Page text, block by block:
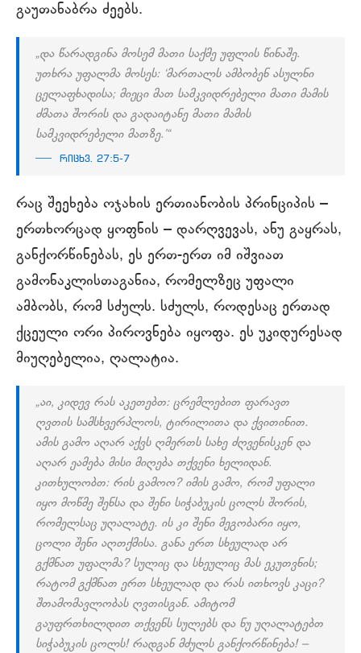
გაუთანაბრა ძეებს.
„და წარადგინა მოსემ მათი საქმე უფლის წინაშე.
უთხრა უფალმა მოსეს: ‘მართალს ამბობენ ასულნი
ცელაფხადისა; მიეცი მათ სამკვიდრებელი მათი მამის
ძმათა შორის და გადაიტანე მათი მამის
სამკვიდრებელი მათზე.’“
რიცხვ. 27:5-7
რაც შეეხება ოჯახის ერთიანობის პრინციპის –
ერთხორცად ყოფნის – დარღვევას, ანუ გაყრას,
განქორწინებას, ეს ერთ-ერთ იმ იშვიათ
გამონაკლისთაგანია, რომელზეც უფალი
ამბობს, რომ სძულს. სძულს, როდესაც ერთად
ქცეული ორი პიროვნება იყოფა. ეს უკიდურესად
მიუღებელია, ღალატია.
„აი, კიდევ რას აკეთებთ: ცრემლებით ფარავთ
ღვთის სამსხვერპლოს, ტირილითა და ქვითინით.
ამის გამო აღარ აქვს ღმერთს სახე ძღვენისკენ და
აღარ ეამება მისი მიღება თქვენი ხელიდან.
კითხულობთ: რის გამოო? იმის გამო, რომ უფალი
იყო მოწმე შენსა და შენი სიჭაბუკის ცოლს შორის,
რომელსაც უღალატე. ის კი შენი მეგობარი იყო,
ცოლი შენი აღთქმისა. განა ერთ სხეულად არ
გქმნათ უფალმა? სულიც და სხეულიც მას ეკუთვნის;
რატომ გქმნათ ერთ სხეულად და რას ითხოვს კაცი?
შთამომავლობას ღვთისგან. ამიტომ
გაუფრთხილდით თქვენს სულებს და ნუ უღალატებთ
სიჭაბუკის ცოლს! რადგან მძულს განქორწინება! –